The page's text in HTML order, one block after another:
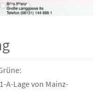
A-Lage von Mainz-